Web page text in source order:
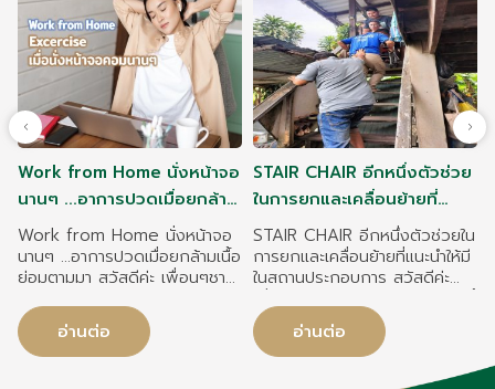
Work from Home นั่งหน้าจอ
นานๆ ...อาการปวดเมื่อยกล้าม
เนื้อย่อมตามมา
Work from Home นั่งหน้าจอ
นานๆ ...อาการปวดเมื่อยกล้ามเนื้อ
ย่อมตามมา สวัสดีค่ะ เพื่อนๆชาว
ที่รักทุกท่าน เมื่อเช้านี้ มีพนักงาน
ท่านนึงมาตรวจสุขภาพประจำปี
บริษัท ในฐานะของหมออาชีวะ
อ่านต่อ
STAIR CHAIR อีกหนึ่งตัวช่วย
ในการยกและเคลื่อนย้ายที่
แนะนำให้มีในสถานประกอบการ
STAIR CHAIR อีกหนึ่งตัวช่วยใน
การยกและเคลื่อนย้ายที่แนะนำให้มี
ในสถานประกอบการ สวัสดีค่ะ
หมอจะมาคุยถึง อุปกรณ์ในการ
ยกและเคลื่อนย้ายที่สำคัญอันนึง
ที่ควรจะมีในสถานประกอบการ นั่น
อ่านต่อ